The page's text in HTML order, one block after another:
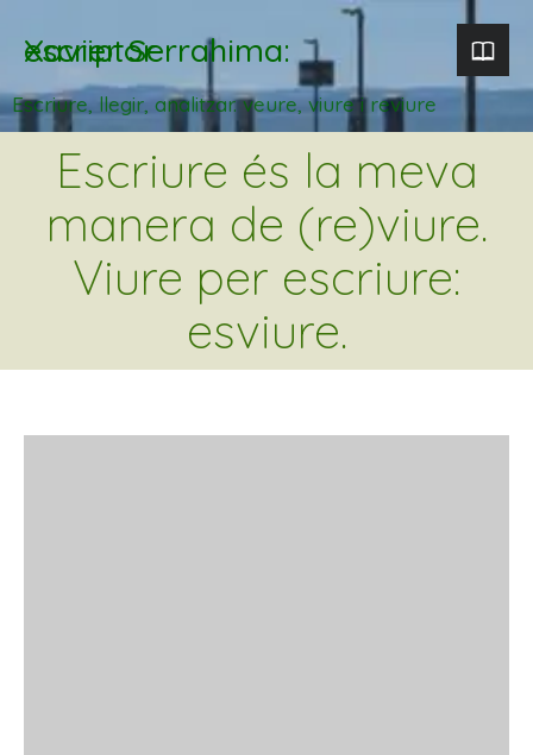
Xavier Serrahima: escriptor
Escriure, llegir, analitzar. veure, viure i reviure
Escriure és la meva
manera de (re)viure.
Viure per escriure:
esviure.